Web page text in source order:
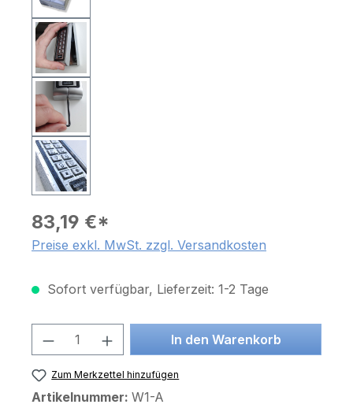
83,19 €*
Preise exkl. MwSt. zzgl. Versandkosten
Sofort verfügbar, Lieferzeit: 1-2 Tage
Produkt Anzahl: Gib den
In den Warenkorb
Zum Merkzettel hinzufügen
Artikelnummer: W1-A